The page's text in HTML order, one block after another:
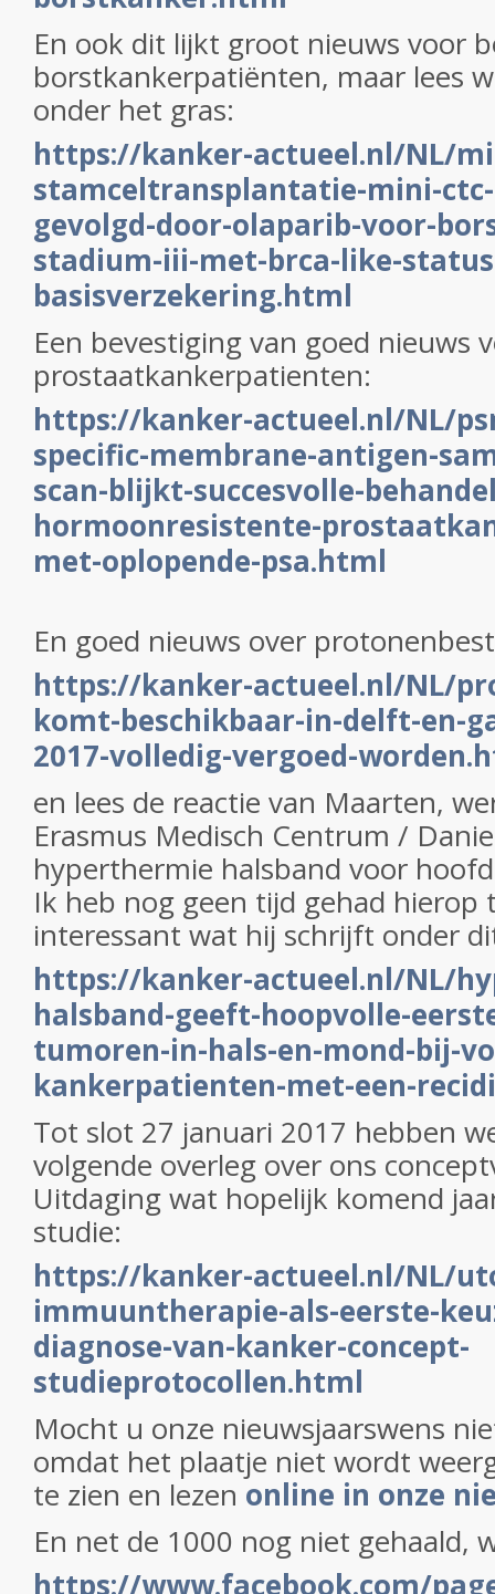
En ook dit lijkt groot nieuws voor
borstkankerpatiënten, maar lees
onder het gras:
https://kanker-actueel.nl/NL/
stamceltransplantatie-mini-
gevolgd-door-olaparib-voor-
stadium-iii-met-brca-like-
basisverzekering.html
Een bevestiging van goed nieuws
prostaatkankerpatienten:
https://kanker-actueel.nl/NL/
specific-membrane-antigen-
scan-blijkt-succesvolle-
hormoonresistente-
met-oplopende-psa.html
En goed nieuws over
https://kanker-actueel.nl/NL/
komt-beschikbaar-in-delft-en-
2017-volledig-vergoed-
en lees de reactie van Maarten,
Erasmus Medisch Centrum /
hyperthermie halsband voor
Ik heb nog geen tijd gehad hierop
interessant wat hij schrijft onder
https://kanker-actueel.nl/NL/
halsband-geeft-hoopvolle-
tumoren-in-hals-en-mond-bij-
kankerpatienten-met-een-
Tot slot 27 januari 2017 hebben
volgende overleg over ons
Uitdaging wat hopelijk komend
studie:
https://kanker-actueel.nl/NL/
immuuntherapie-als-eerste-
diagnose-van-kanker-concept-
studieprotocollen.html
Mocht u onze nieuwsjaarswens
omdat het plaatje niet wordt
te zien en lezen online in onze
En net de 1000 nog niet gehaald,
https://www.facebook.com/